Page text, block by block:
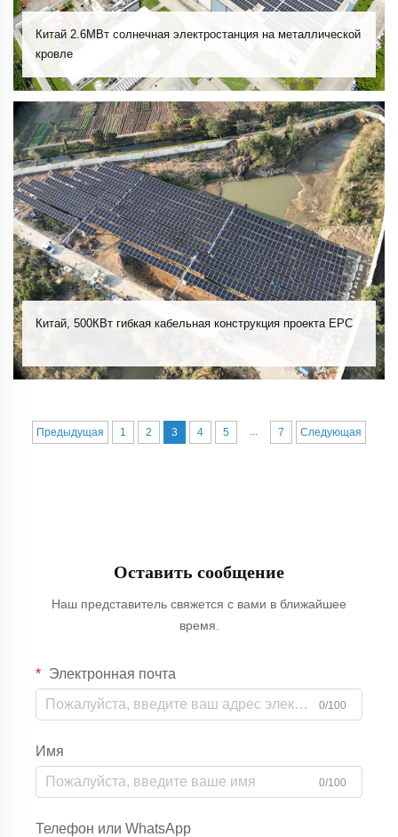
Китай 2.6МВт солнечная электростанция на металлической
кровле
Китай, 500КВт гибкая кабельная конструкция проекта EPC
Предыдущая 1 2 3 4 5 ... 7 Следующая
Оставить сообщение
Наш представитель свяжется с вами в ближайшее
время.
Электронная почта
0/100
Имя
0/100
Телефон или WhatsApp